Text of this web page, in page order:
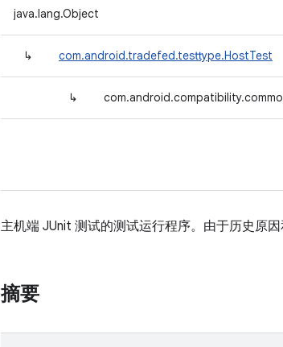
java.lang.Object
↳ com.android.tradefed.testtype.HostTest
↳
主机端 JUnit 测试的测试运行程序。由于历史原
摘要